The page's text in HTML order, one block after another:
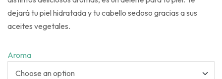
dejará tu piel hidratada y tu cabello sedoso gracias a sus
aceites vegetales.
Aroma